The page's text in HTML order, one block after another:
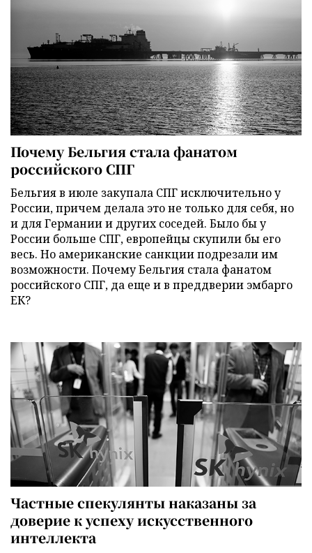
Почему Бельгия стала фанатом
российского СПГ
Бельгия в июле закупала СПГ исключительно у
России, причем делала это не только для себя, но
и для Германии и других соседей. Было бы у
России больше СПГ, европейцы скупили бы его
весь. Но американские санкции подрезали им
возможности. Почему Бельгия стала фанатом
российского СПГ, да еще и в преддверии эмбарго
ЕК?
Частные спекулянты наказаны за
доверие к успеху искусственного
интеллекта